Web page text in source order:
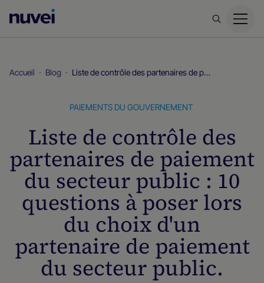
d’accueil
Accueil Blog Liste de contrôle des partenaires de paiement du secteur public : 10 questions à poser lors du choix d'un partenaire de paiement du secteur public.
PAIEMENTS DU GOUVERNEMENT
Liste de contrôle des
partenaires de paiement
du secteur public : 10
questions à poser lors
du choix d'un
partenaire de paiement
du secteur public.